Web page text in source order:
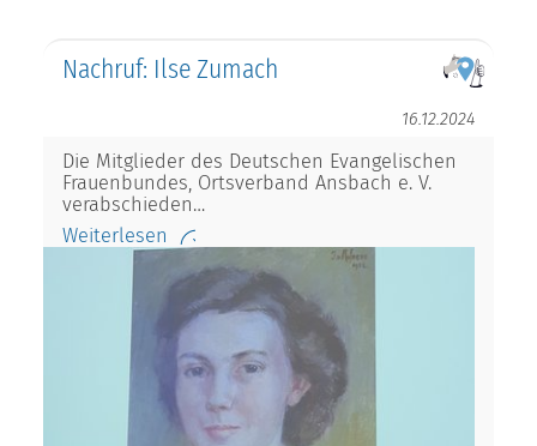
Nachruf: Ilse Zumach
16.12.2024
Die Mitglieder des Deutschen Evangelischen
Frauenbundes, Ortsverband Ansbach e. V.
verabschieden…
Weiterlesen